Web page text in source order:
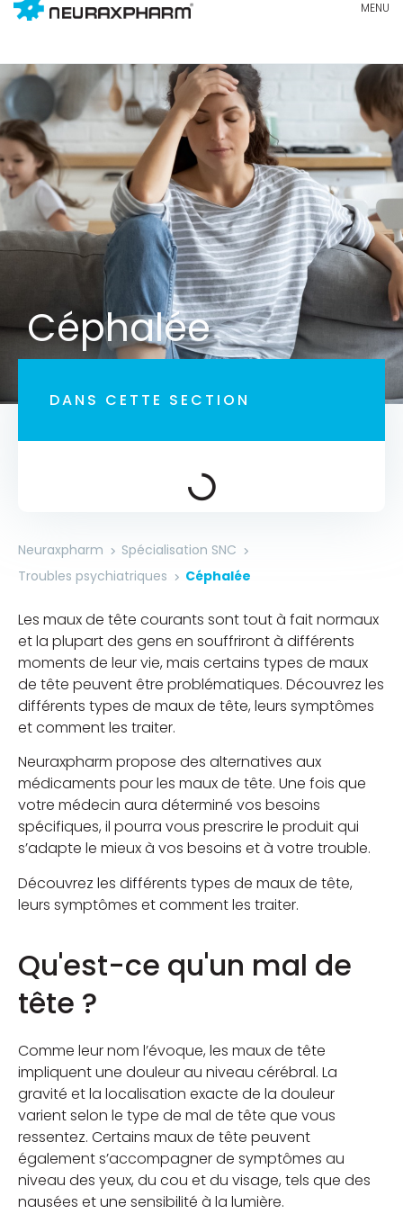
Céphalée
DANS CETTE SECTION
Neuraxpharm
Spécialisation SNC
Troubles psychiatriques
Céphalée
Les maux de tête courants sont tout à fait normaux
et la plupart des gens en souffriront à différents
moments de leur vie, mais certains types de maux
de tête peuvent être problématiques. Découvrez les
différents types de maux de tête, leurs symptômes
et comment les traiter.
Neuraxpharm propose des alternatives aux
médicaments pour les maux de tête. Une fois que
votre médecin aura déterminé vos besoins
spécifiques, il pourra vous prescrire le produit qui
s’adapte le mieux à vos besoins et à votre trouble.
Découvrez les différents types de maux de tête,
leurs symptômes et comment les traiter.
Qu'est-ce qu'un mal de
tête ?
Comme leur nom l’évoque, les maux de tête
impliquent une douleur au niveau cérébral. La
gravité et la localisation exacte de la douleur
varient selon le type de mal de tête que vous
ressentez. Certains maux de tête peuvent
également s’accompagner de symptômes au
niveau des yeux, du cou et du visage, tels que des
nausées et une sensibilité à la lumière.